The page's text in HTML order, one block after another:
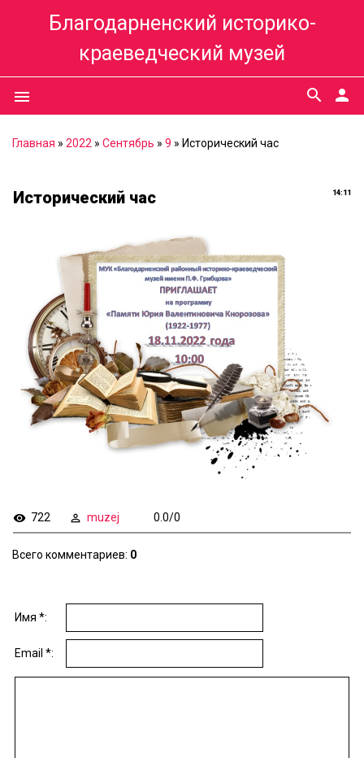
Благодарненский историко-
краеведческий музей
menu person
search
Главная » 2022 » Сентябрь » 9 » Исторический час
14:11
Исторический час
722 muzej 0.0/0
Всего комментариев: 0
Имя *:
Email *: